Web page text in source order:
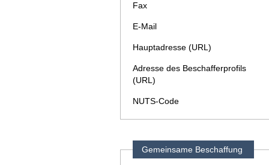
Fax
E-Mail
Hauptadresse (URL)
Adresse des Beschafferprofils
(URL)
NUTS-Code
Gemeinsame Beschaffung